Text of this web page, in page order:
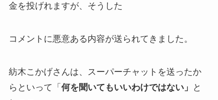
金を投げれますが、そうした
コメントに悪意ある内容が送られてきました。
紡木こかげさんは、スーパーチャットを送ったか
らといって「 何を聞いてもいいわけではない」
と